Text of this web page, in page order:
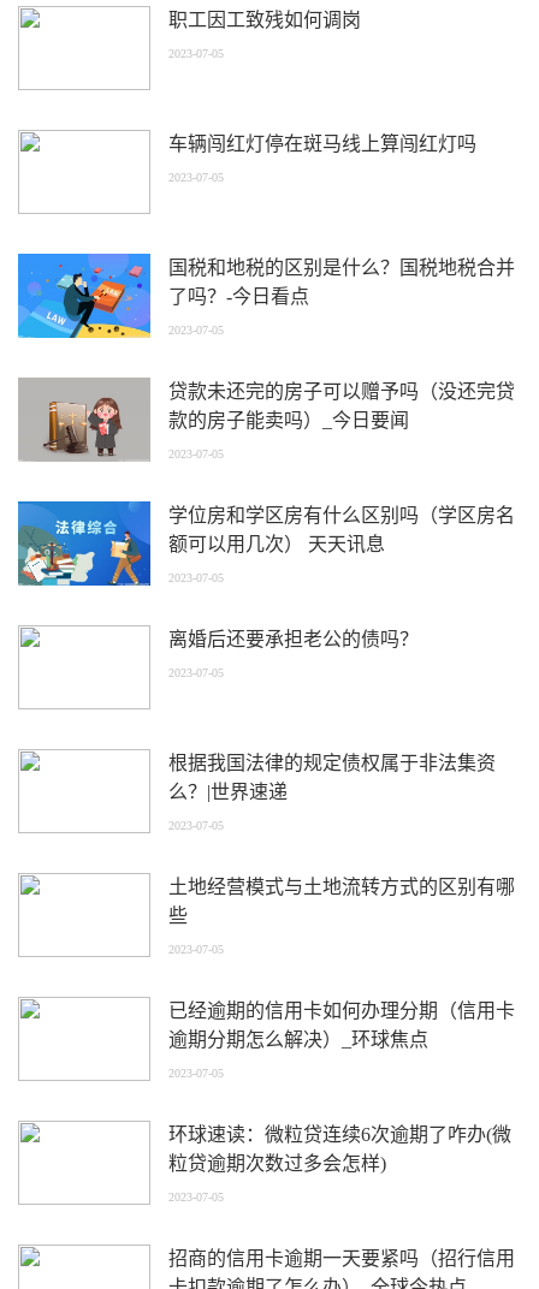
职工因工致残如何调岗
2023-07-05
车辆闯红灯停在斑马线上算闯红灯吗
2023-07-05
国税和地税的区别是什么？国税地税合并
了吗？-今日看点
2023-07-05
贷款未还完的房子可以赠予吗（没还完贷
款的房子能卖吗）_今日要闻
2023-07-05
学位房和学区房有什么区别吗（学区房名
额可以用几次） 天天讯息
2023-07-05
离婚后还要承担老公的债吗？
2023-07-05
根据我国法律的规定债权属于非法集资
么？|世界速递
2023-07-05
土地经营模式与土地流转方式的区别有哪
些
2023-07-05
已经逾期的信用卡如何办理分期（信用卡
逾期分期怎么解决）_环球焦点
2023-07-05
环球速读：微粒贷连续6次逾期了咋办(微
粒贷逾期次数过多会怎样)
2023-07-05
招商的信用卡逾期一天要紧吗（招行信用